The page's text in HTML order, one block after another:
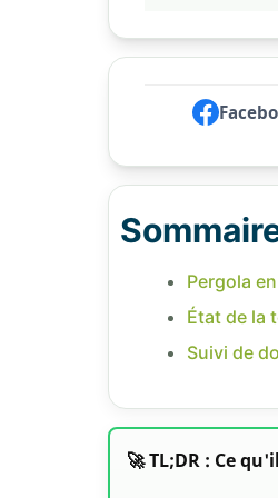
Pergola
État de la
Suivi de
🚀 TL;DR : Ce